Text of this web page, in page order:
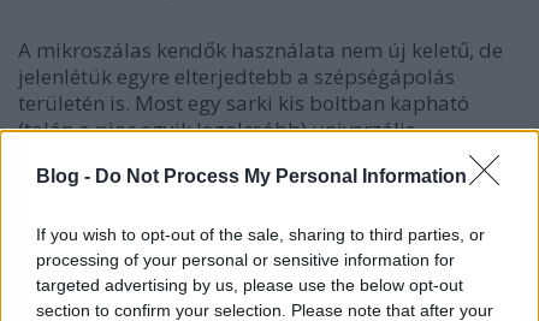
Blog - Do Not Process My Personal Information
If you wish to opt-out of the sale, sharing to third parties, or
processing of your personal or sensitive information for
targeted advertising by us, please use the below opt-out
section to confirm your selection. Please note that after your
A mikroszálas kendők használata nem új keletű, de
jelenlétük egyre elterjedtebb a szépségápolás
területén is. Most egy sarki kis boltban kapható
(talán a piac egyik legolcsóbb) univerzális
mikroszálas törlőkendőjét fogom összehasonlítani
egy drogériában vett mikroszálas arctisztító